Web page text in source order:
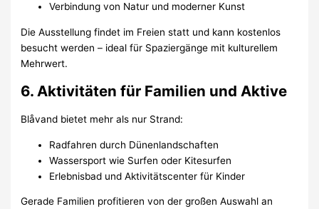
Verbindung von Natur und moderner Kunst
Die Ausstellung findet im Freien statt und kann kostenlos
besucht werden – ideal für Spaziergänge mit kulturellem
Mehrwert.
6. Aktivitäten für Familien und Aktive
Blåvand bietet mehr als nur Strand:
Radfahren durch Dünenlandschaften
Wassersport wie Surfen oder Kitesurfen
Erlebnisbad und Aktivitätscenter für Kinder
Gerade Familien profitieren von der großen Auswahl an